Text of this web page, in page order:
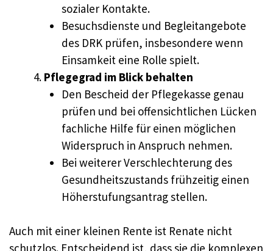
sozialer Kontakte.
Besuchsdienste und Begleitangebote
des DRK prüfen, insbesondere wenn
Einsamkeit eine Rolle spielt.
Pflegegrad im Blick behalten
Den Bescheid der Pflegekasse genau
prüfen und bei offensichtlichen Lücken
fachliche Hilfe für einen möglichen
Widerspruch in Anspruch nehmen.
Bei weiterer Verschlechterung des
Gesundheitszustands frühzeitig einen
Höherstufungsantrag stellen.
Auch mit einer kleinen Rente ist Renate nicht
schutzlos. Entscheidend ist, dass sie die komplexen